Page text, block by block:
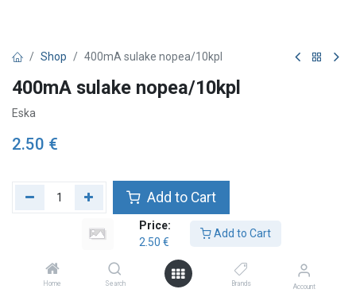
Price:
2.50 €
Add to Cart
Home Search Brands Account
Shop 400mA sulake nopea/10kpl
400mA sulake nopea/10kpl
Eska
2.50 €
Add to Cart
Add to wishlist